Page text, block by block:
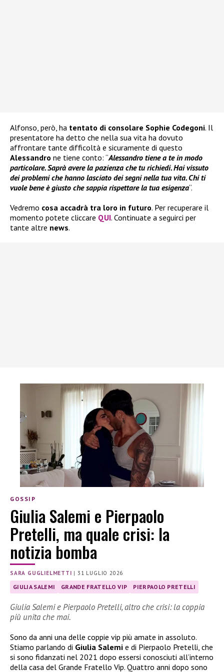
Alfonso, però, ha tentato di consolare Sophie Codegoni. Il
presentatore ha detto che nella sua vita ha dovuto
affrontare tante difficoltà e sicuramente di questo
Alessandro ne tiene conto: “Alessandro tiene a te in modo
particolare. Saprà avere la pazienza che tu richiedi. Hai vissuto
dei problemi che hanno lasciato dei segni nella tua vita. Chi ti
vuole bene è giusto che sappia rispettare la tua esigenza“.
Vedremo cosa accadrà tra loro in futuro. Per recuperare il
momento potete cliccare QUI. Continuate a seguirci per
tante altre news.
GOSSIP
Giulia Salemi e Pierpaolo
Pretelli, ma quale crisi: la
notizia bomba
SARA GUGLIELMETTI |31 LUGLIO 2026
GIULIA SALEMI GRANDE FRATELLO VIP PIERPAOLO PRETELLI
Giulia Salemi e Pierpaolo Pretelli, altro che crisi: la coppia
più unita che mai.
Sono da anni una delle coppie vip più amate in assoluto.
Stiamo parlando di Giulia Salemi e di Pierpaolo Pretelli, che
si sono fidanzati nel 2021 dopo essersi conosciuti all’interno
della casa del Grande Fratello Vip. Quattro anni dopo sono